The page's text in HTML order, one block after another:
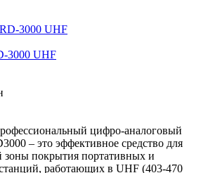
3000 UHF
цифро-аналоговый
– это эффективное средство для
зоны покрытия портативных и
работающих в UHF (403-470